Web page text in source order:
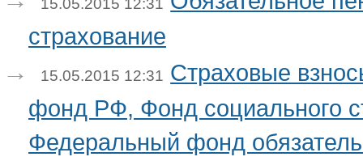
15.05.2015 12:31
страхование
15.05.2015 12:31 Страховые
фонд РФ, Фонд социального
Федеральный фонд